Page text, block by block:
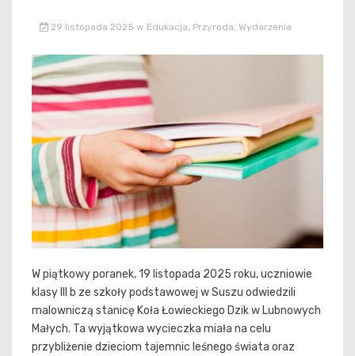
29 listopada 2025 w Edukacja, Przyroda, Wydarzenia
W piątkowy poranek, 19 listopada 2025 roku, uczniowie
klasy III b ze szkoły podstawowej w Suszu odwiedzili
malowniczą stanicę Koła Łowieckiego Dzik w Lubnowych
Małych. Ta wyjątkowa wycieczka miała na celu
przybliżenie dzieciom tajemnic leśnego świata oraz